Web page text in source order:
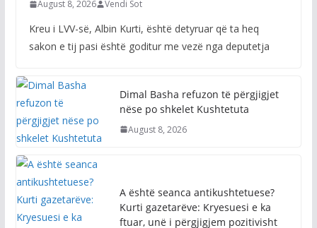
August 8, 2026 Vendi Sot
Kreu i LVV-së, Albin Kurti, është detyruar që ta heq
sakon e tij pasi është goditur me vezë nga deputetja
Dimal Basha refuzon të përgjigjet
nëse po shkelet Kushtetuta
August 8, 2026
A është seanca antikushtetuese?
Kurti gazetarëve: Kryesuesi e ka
ftuar, unë i përgjigjem pozitivisht